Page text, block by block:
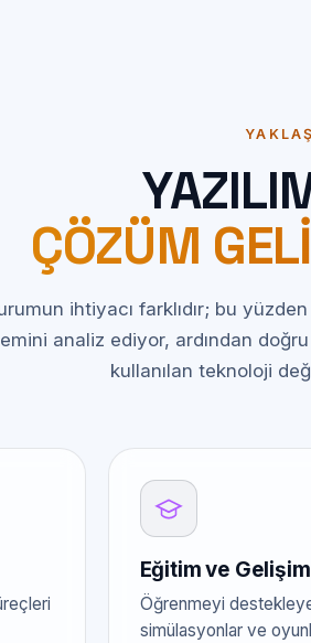
ÇÖZÜM
ihtiyacı farklıdır; bu
analiz ediyor, ardından
kullanılan teknoloji
Eğitim ve Gelişim
Öğrenmeyi
simülasyonlar ve